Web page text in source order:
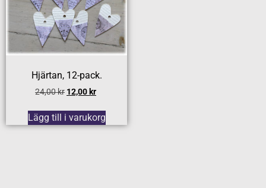
Hjärtan, 12-pack.
24,00kr 12,00 kr
Lägg till i varukorg